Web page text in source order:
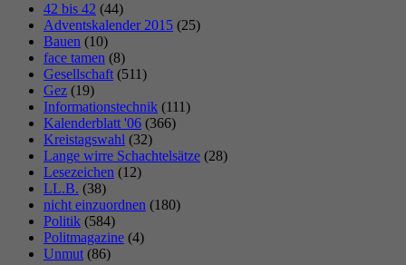
42 bis 42 (44)
Adventskalender 2015 (25)
Bauen (10)
face tamen (8)
Gesellschaft (511)
Gez (19)
Informationstechnik (111)
Kalenderblatt '06 (366)
Kreistagswahl (32)
Lange wirre Schachtelsätze (28)
Lesezeichen (12)
LL.B. (38)
nicht einzuordnen (180)
Politik (584)
Politmagazine (4)
Unmut (86)